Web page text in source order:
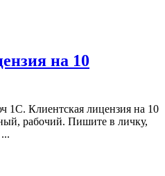
на 10
1С. Клиентская лицензия на 10
рабочий. Пишите в личку,